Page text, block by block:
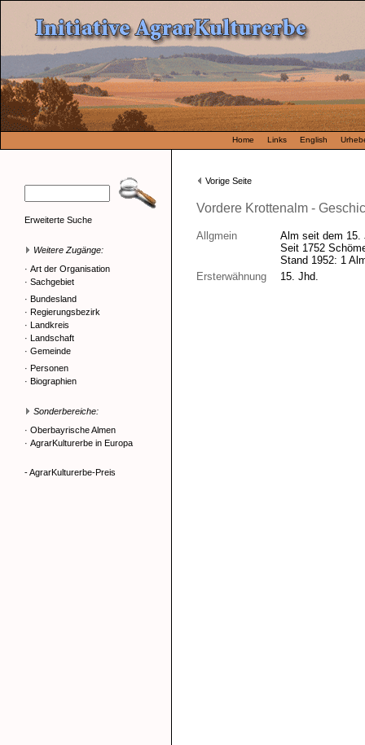
Home Links English
Erweiterte Suche
Weitere Zugänge:
· Art der Organisation
· Sachgebiet
· Bundesland
· Regierungsbezirk
· Landkreis
· Landschaft
· Gemeinde
· Personen
· Biographien
Sonderbereiche:
· Oberbayrische Almen
· AgrarKulturerbe in Europa
- AgrarKulturerbe-Preis
Vorige Seite
Vordere Krottenalm -
Allgmein
Alm seit dem 15.
Seit 1752
Stand 1952: 1
Ersterwähnung
15. Jhd.